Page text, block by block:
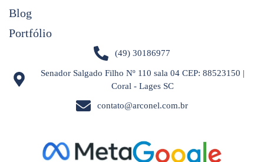
Blog
Portfólio
(49) 30186977
Senador Salgado Filho Nº 110 sala 04 CEP: 88523150 |
Coral - Lages SC
contato@arconel.com.br